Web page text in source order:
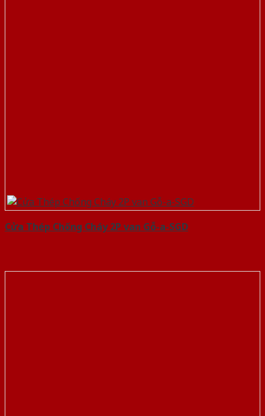
Cửa Thép Chống Cháy 2P van Gỗ-a-SGD